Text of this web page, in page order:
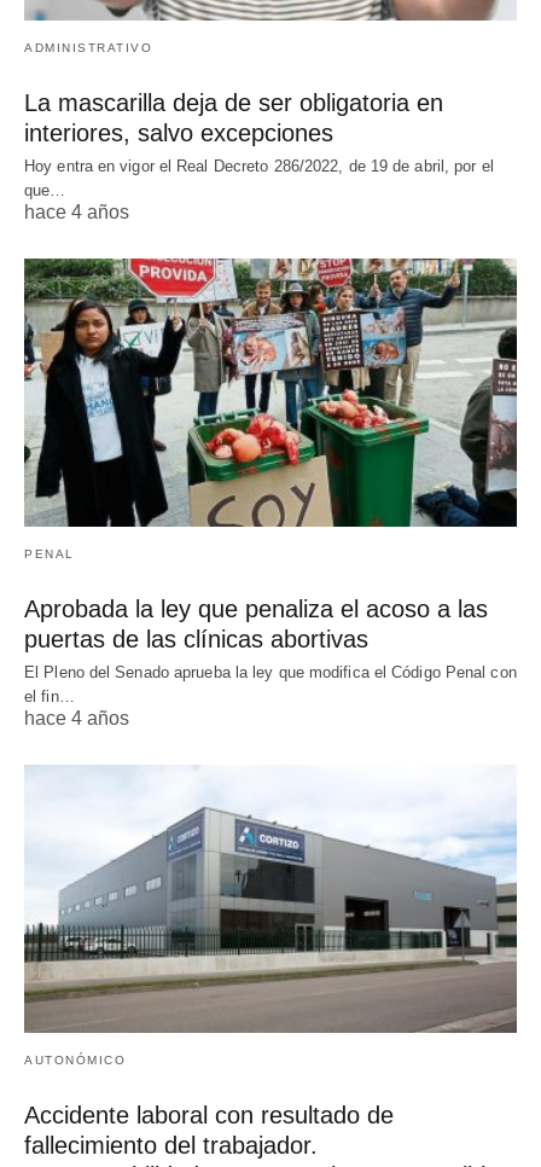
ADMINISTRATIVO
La mascarilla deja de ser obligatoria en
interiores, salvo excepciones
Hoy entra en vigor el Real Decreto 286/2022, de 19 de abril, por el
que…
hace 4 años
PENAL
Aprobada la ley que penaliza el acoso a las
puertas de las clínicas abortivas
El Pleno del Senado aprueba la ley que modifica el Código Penal con
el fin…
hace 4 años
AUTONÓMICO
Accidente laboral con resultado de
fallecimiento del trabajador.